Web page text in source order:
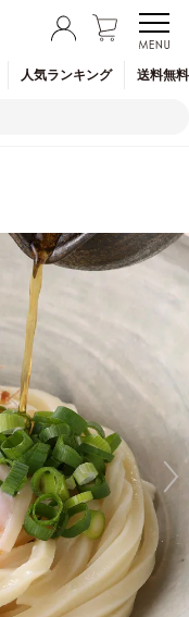
人気ランキング 送料無